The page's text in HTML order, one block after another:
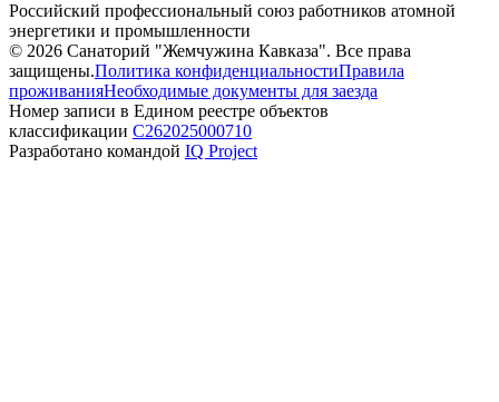
Российский профессиональный союз работников атомной
энергетики и промышленности
© 2026 Санаторий "Жемчужина Кавказа". Все права
защищены.Политика конфиденциальностиПравила
проживанияНеобходимые документы для заезда
Номер записи в Едином реестре объектов
классификации С262025000710
Разработано командой IQ Project